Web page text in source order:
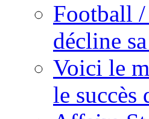
Football
décline
Voici le
le